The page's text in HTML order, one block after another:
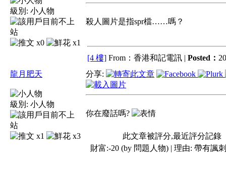
級別: 小人物
x0 x1
殺人圖片是指spr檔……嗎？
[4 樓] From：香港和記電訊 | Posted：
龍月肥天
級別: 小人物
x1 x3
分享:
你在廢話嗎?
此文章被評分,最近評分記錄
財富:-20 (by 問題人物) | 理由: 帶有諷